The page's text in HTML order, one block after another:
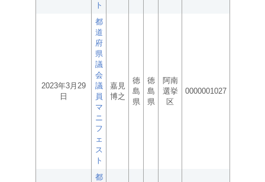
ト
2023年3月29
日
都
道
府
県
議
会
議
員
マ
ニ
フ
ェ
ス
ト
嘉見
博之
徳
島
県
徳
島
県
阿南
選挙
区
0000001027
都